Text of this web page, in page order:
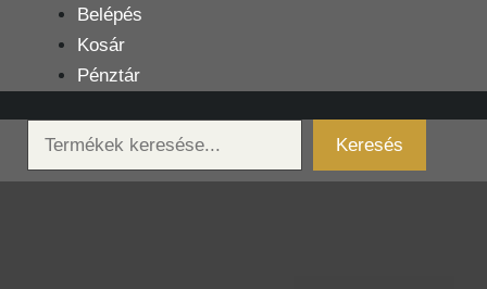
tartalomba
Belépés
Kosár
Pénztár
Keresés
Keresés